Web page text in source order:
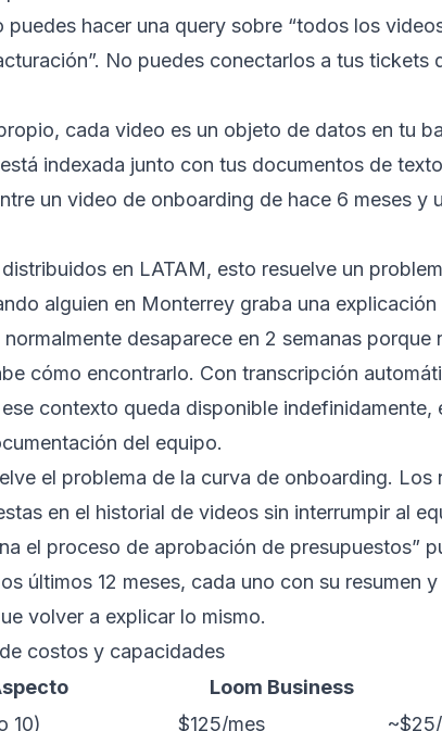
puedes hacer una query sobre “todos los
No puedes conectarlos a tus tickets
cada video es un objeto de datos en tu
indexada junto con tus documentos de
un video de onboarding de hace 6 meses y
en LATAM, esto resuelve un
alguien en Monterrey graba una
desaparece en 2 semanas porque
cómo encontrarlo. Con transcripción
contexto queda disponible indefinidamente,
del equipo.
el problema de la curva de onboarding. Los
en el historial de videos sin interrumpir al
el proceso de aprobación de presupuestos”
últimos 12 meses, cada uno con su resumen
volver a explicar lo mismo.
costos y capacidades
Loom Business
10)
$125/mes